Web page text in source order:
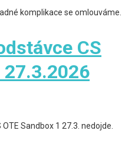
komplikace se omlouváme.
CS
27.3.2026
Sandbox 1 27.3. nedojde.